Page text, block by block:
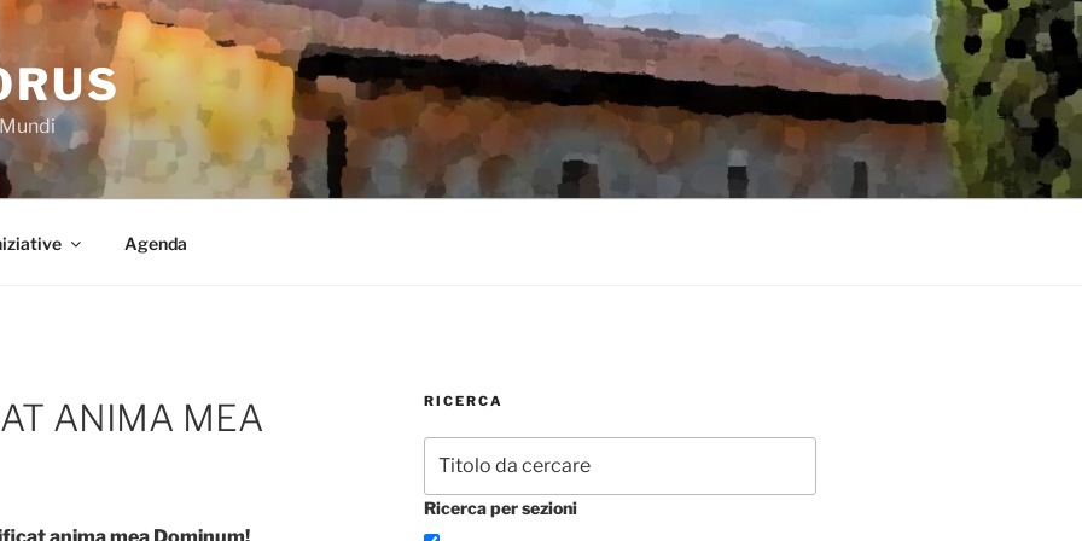
Agenda
ANIMA MEA
anima mea Dominum!
RICERCA
Ricerca per sezioni